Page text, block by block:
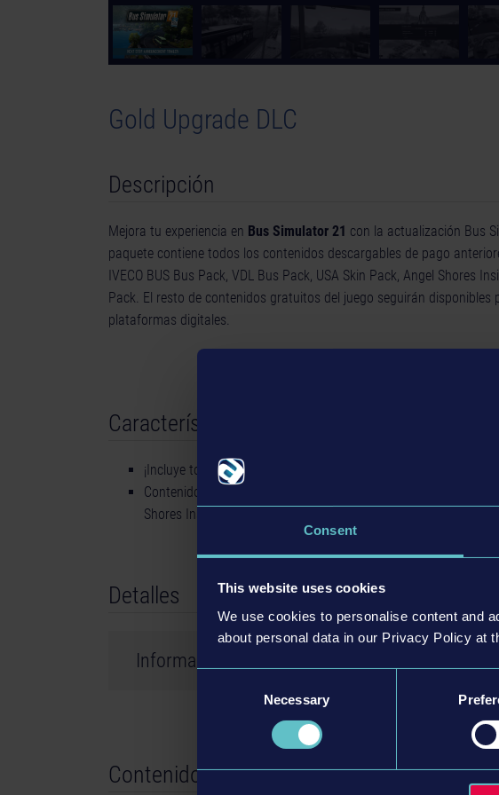
Consent
This website uses cookies
We use cookies to personalise content and
about personal data in our Privacy Policy at
Necessary
Gold Upgrade DLC
Descripción
Mejora tu experiencia en Bus Simulator 21 con la actualización Bus
paquete contiene todos los contenidos descargables de pago
IVECO BUS Bus Pack, VDL Bus Pack, USA Skin Pack, Angel Shores
Pack. El resto de contenidos gratuitos del juego seguirán disponibles
plataformas digitales.
Características
¡Incluye todos los contenidos descargables de pago anteriores
Contenidos descargables: MAN Bus Pack, IVECO BUS Bus
Shores Insider Skin Pack y Protect Nature Interior Pack
Detalles
Información del producto
Desarrollador: stillalive studios
Contenido descargable relacionado